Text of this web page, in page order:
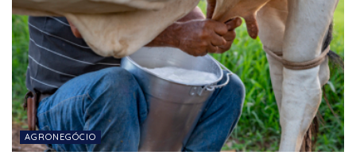
AGRONEGÓCIO